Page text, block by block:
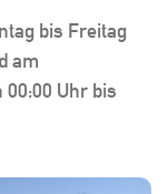
bis Freitag
am
Uhr bis